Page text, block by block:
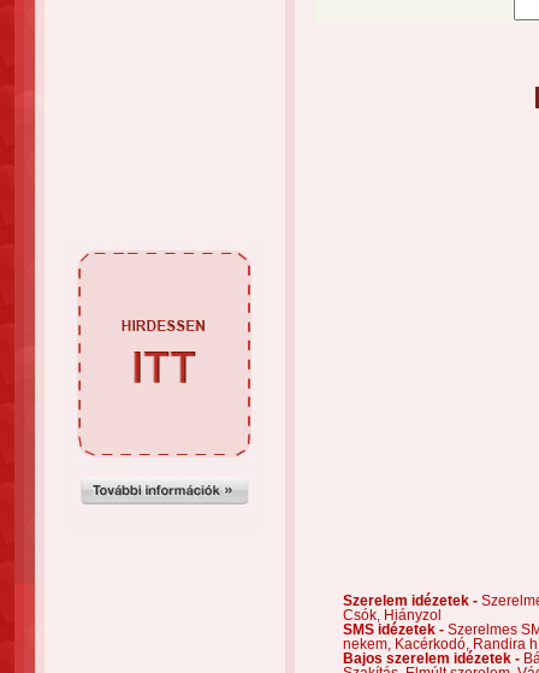
Szerelem idézetek -
Csók,
Hiányzol
SMS idézetek - Szerelmes
nekem,
Kacérkodó,
Randira
Bajos szerelem idézetek -